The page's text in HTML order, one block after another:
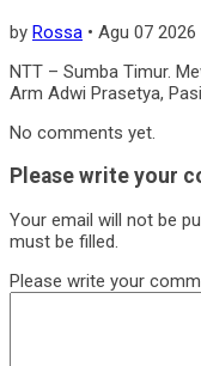
by Rossa • Agu 07 2026
NTT – Sumba Timur.
Arm Adwi Prasetya,
No comments yet.
Please write your
Your email will not be
must be filled.
Please write your